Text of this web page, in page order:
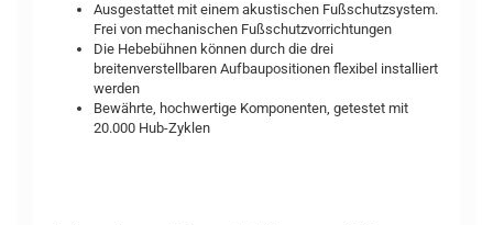
Ausgestattet mit einem akustischen Fußschutzsystem.
Frei von mechanischen Fußschutzvorrichtungen
Die Hebebühnen können durch die drei
breitenverstellbaren Aufbaupositionen flexibel installiert
werden
Bewährte, hochwertige Komponenten, getestet mit
20.000 Hub-Zyklen